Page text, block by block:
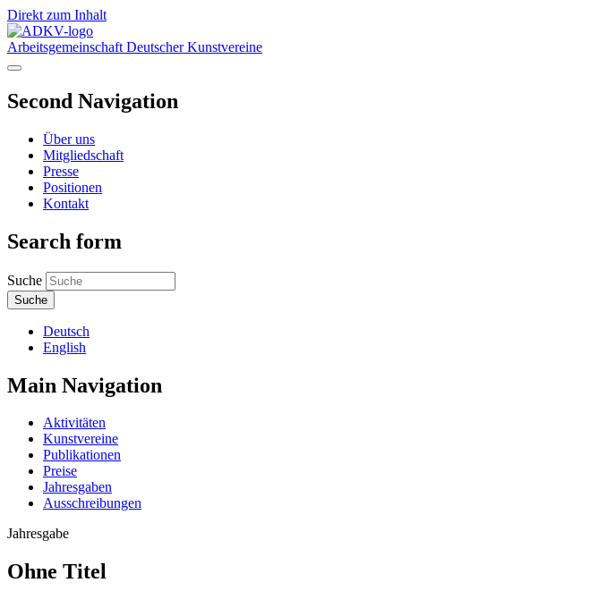
Direkt zum Inhalt
Arbeitsgemeinschaft Deutscher Kunstvereine
Second Navigation
Über uns
Mitgliedschaft
Presse
Positionen
Kontakt
Search form
Suche
Deutsch
English
Main Navigation
Aktivitäten
Kunstvereine
Publikationen
Preise
Jahresgaben
Ausschreibungen
Jahresgabe
Ohne Titel